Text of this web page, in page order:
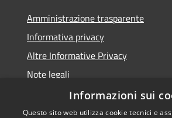
Amministrazione trasparente
Informativa privacy
Altre Informative Privacy
Note legali
Dichiarazione di accessibilità
Informazioni sui
Questo sito web utilizza cookie tecnici e